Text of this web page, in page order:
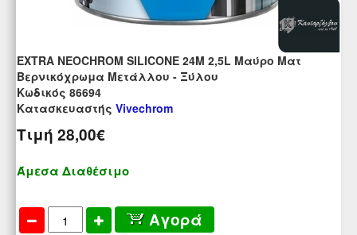
EXTRA NEOCHROM SILICONE 24Μ 2,5L Μαύρο Ματ
Βερνικόχρωμα Μετάλλου - Ξύλου
Kωδικός 86694
Κατασκευαστής Vivechrom
Τιμή 28,00€
Άμεσα Διαθέσιμο
Αγορά